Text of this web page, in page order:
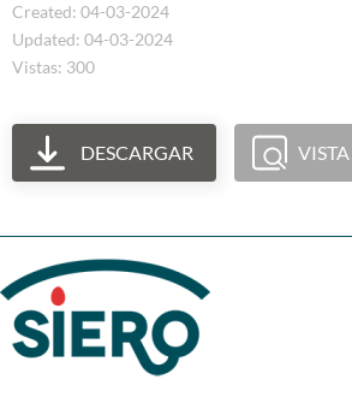
Created: 04-03-2024
Updated: 04-03-2024
Vistas: 300
DESCARGAR